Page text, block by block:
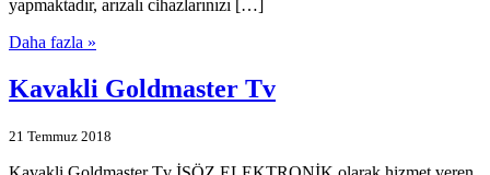
yapmaktadır, arızalı cihazlarınızı […]
Daha fazla »
Kavakli Goldmaster Tv
21 Temmuz 2018